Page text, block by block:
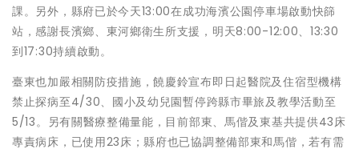
課。另外，縣府已於今天13:00在成功海濱公園停車場啟動快篩
站，感謝長濱鄉、東河鄉衛生所支援，明天8:00-12:00、13:30
到17:30持續啟動。
臺東也加嚴相關防疫措施，饒慶鈴宣布即日起醫院及住宿型機構
禁止探病至4/30、國小及幼兒園暫停跨縣市畢旅及教學活動至
5/13。另有關醫療整備量能，目前部東、馬偕及東基共提供43床
專責病床，已使用23床；縣府也已協調整備部東和馬偕，若有需